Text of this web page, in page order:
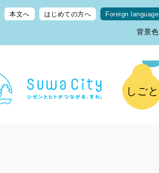
本文へ はじめての方へ Foreign language
背景色
しごと